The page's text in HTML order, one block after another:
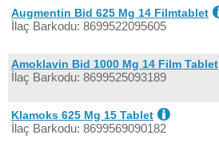
Augmentin Bid 625 Mg 14 Filmtablet
İlaç Barkodu: 8699522095605
Amoklavin Bid 1000 Mg 14 Film Tablet
İlaç Barkodu: 8699525093189
Klamoks 625 Mg 15 Tablet
İlaç Barkodu: 8699569090182